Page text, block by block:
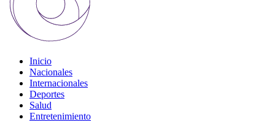
Inicio
Nacionales
Internacionales
Deportes
Salud
Entretenimiento